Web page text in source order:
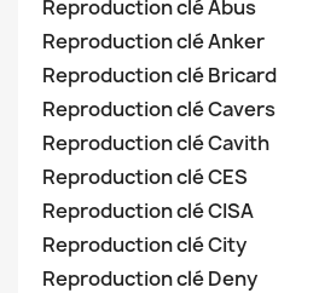
Reproduction clé Abus
Reproduction clé Anker
Reproduction clé Bricard
Reproduction clé Cavers
Reproduction clé Cavith
Reproduction clé CES
Reproduction clé CISA
Reproduction clé City
Reproduction clé Deny